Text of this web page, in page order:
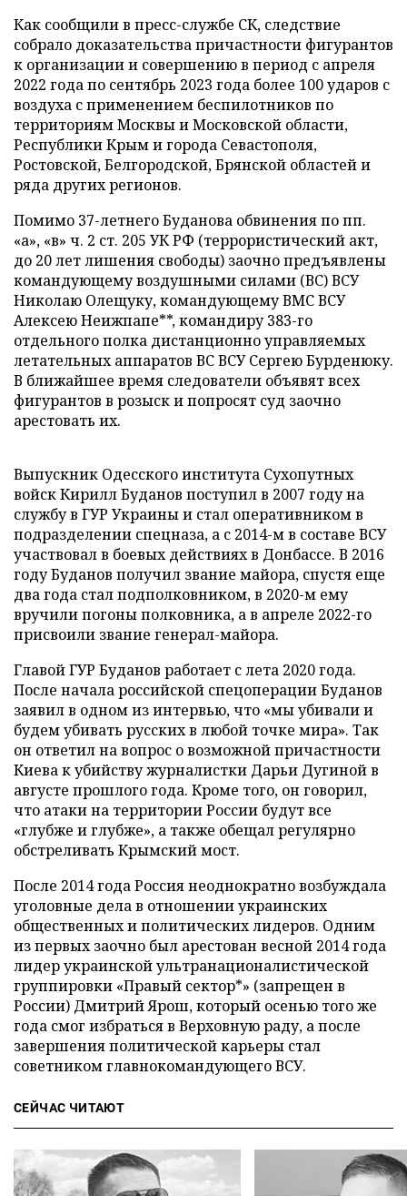
Как сообщили в пресс-службе СК, следствие
собрало доказательства причастности фигурантов
к организации и совершению в период с апреля
2022 года по сентябрь 2023 года более 100 ударов с
воздуха с применением беспилотников по
территориям Москвы и Московской области,
Республики Крым и города Севастополя,
Ростовской, Белгородской, Брянской областей и
ряда других регионов.
Помимо 37-летнего Буданова обвинения по пп.
«а», «в» ч. 2 ст. 205 УК РФ (террористический акт,
до 20 лет лишения свободы) заочно предъявлены
командующему воздушными силами (ВС) ВСУ
Николаю Олещуку, командующему ВМС ВСУ
Алексею Неижпапе**, командиру 383-го
отдельного полка дистанционно управляемых
летательных аппаратов ВС ВСУ Сергею Бурденюку.
В ближайшее время следователи объявят всех
фигурантов в розыск и попросят суд заочно
арестовать их.
Выпускник Одесского института Сухопутных
войск Кирилл Буданов поступил в 2007 году на
службу в ГУР Украины и стал оперативником в
подразделении спецназа, а с 2014-м в составе ВСУ
участвовал в боевых действиях в Донбассе. В 2016
году Буданов получил звание майора, спустя еще
два года стал подполковником, в 2020-м ему
вручили погоны полковника, а в апреле 2022-го
присвоили звание генерал-майора.
Главой ГУР Буданов работает с лета 2020 года.
После начала российской спецоперации Буданов
заявил в одном из интервью, что «мы убивали и
будем убивать русских в любой точке мира». Так
он ответил на вопрос о возможной причастности
Киева к убийству журналистки Дарьи Дугиной в
августе прошлого года. Кроме того, он говорил,
что атаки на территории России будут все
«глубже и глубже», а также обещал регулярно
обстреливать Крымский мост.
После 2014 года Россия неоднократно возбуждала
уголовные дела в отношении украинских
общественных и политических лидеров. Одним
из первых заочно был арестован весной 2014 года
лидер украинской ультранационалистической
группировки «Правый сектор*» (запрещен в
России) Дмитрий Ярош, который осенью того же
года смог избраться в Верховную раду, а после
завершения политической карьеры стал
советником главнокомандующего ВСУ.
СЕЙЧАС ЧИТАЮТ